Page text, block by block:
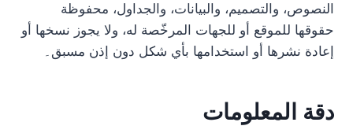
النصوص، والتصميم، والبيانات، والجداول، محفوظة
حقوقها للموقع أو للجهات المرخّصة له، ولا يجوز نسخها أو
إعادة نشرها أو استخدامها بأي شكل دون إذن مسبق۔
دقة المعلومات